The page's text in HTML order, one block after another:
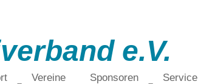
e.V.
Vereine Sponsoren Service